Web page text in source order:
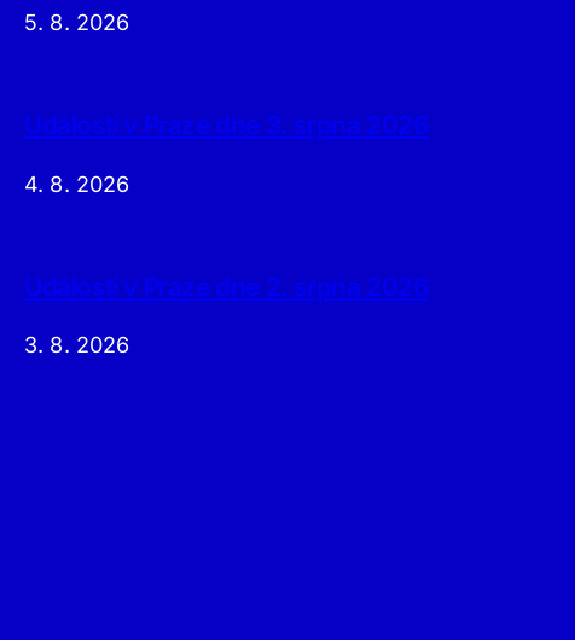
5. 8. 2026
Události v Praze dne 3. srpna 2026
4. 8. 2026
Události v Praze dne 2. srpna 2026
3. 8. 2026